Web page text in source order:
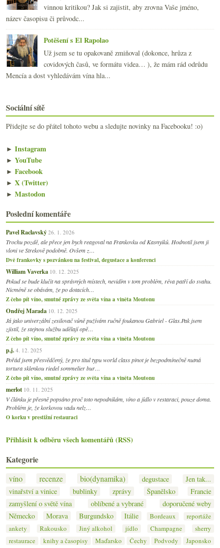
vinnou kritikou? Jak si zajistit, aby zrovna Vaše jméno,
název časopisu či průvodc...
Potěšení s El Rapolao
Už jsem se tu opakovaně zmiňoval (dokonce, hrůza z
covidových časů, ve formátu videa… ), že mám rád odrůdu
Mencía a dost vyhledávám vína hla...
Sociální sítě
Přidejte se do přátel tohoto webu a sledujte novinky na Facebooku! :o)
► Instagram
► YouTube
► Facebook
► X (Twitter)
► Mastodon
Poslední komentáře
Pavel Raclavský 26. 1. 2026
Trochu pozdě, ale přece jen bych reagoval na Frankovku od Kasnyiků. Hodnotil jsem ji
vloni ve Strekově podobně. Ovšem z…
Dvě frankovky s pozvánkou na festival, degustace a konferenci
William Vaverka 10. 12. 2025
Pokud se bude klučit na správných místech, nevidím v tom problém, réva patří do svahu.
Nicméně se obávám, že po dotacích…
Z čeho pít víno, smutné zprávy ze světa vína a viněta Moutonu
Ondřej Marada 10. 12. 2025
Já jako univerzální zesilovač vůně pužívám ručně foukanou Gabriel - Glas.Pak jsem
zjistil, že stejnou službu udělají opě…
Z čeho pít víno, smutné zprávy ze světa vína a viněta Moutonu
p.j. 4. 12. 2025
Pořád jsem přesvědčený, že pro titul typu world class pinot je bezpodmínečně nutná
tortura sklenkou riedel sommelier bur…
Z čeho pít víno, smutné zprávy ze světa vína a viněta Moutonu
merlot 10. 11. 2025
V článku je přesně popsáno proč toto nepodnikám, víno a jídlo v restaraci, pouze doma.
Problém je, že korkovou vadu nelz…
O korku v prestižní restauraci
Přihlásit k odběru všech komentářů (RSS)
Kategorie
víno recenze bio(dynamika) degustace
Jen tak...
vinařství a vinice
bublinky zprávy Španělsko
Francie
zamyšlení o světě vína
oblíbené a vybrané
doporučené weby
Německo
Morava Burgundsko Itálie Bordeaux
reportáže
ankety
Rakousko Jiný alkohol jídlo Champagne
sherry
restaurace
knihy a časopisy Maďarsko Čechy Podvody Japonsko